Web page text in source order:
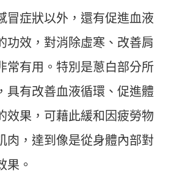
冒症狀以外，還有促進血液
功效，對消除虛寒、改善肩
常有用。特別是蔥白部分所
具有改善血液循環、促進體
效果，可藉此緩和因疲勞物
肉，達到像是從身體內部對
果。